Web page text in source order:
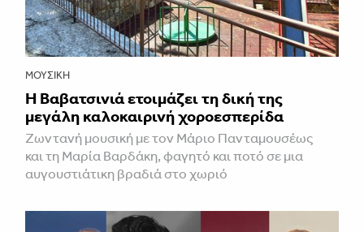
ΜΟΥΣΙΚΉ
Η Βαβατσινιά ετοιμάζει τη δική της
μεγάλη καλοκαιρινή χοροεσπερίδα
Ζωντανή μουσική με τον Μάριο Πανταμουσέως
και τη Μαρία Βαρδάκη, φαγητό και ποτό σε μια
αυγουστιάτικη βραδιά στο χωριό